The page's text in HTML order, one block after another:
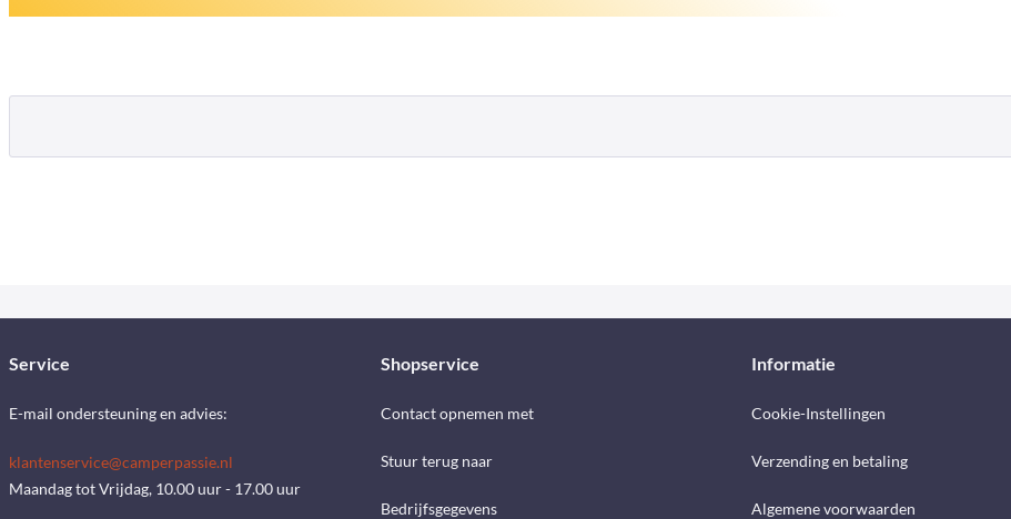
Service
E-mail ondersteuning en advies:
klantenservice@camperpassie.nl
Maandag tot Vrijdag, 10.00 uur - 17.00 uur
Shopservice
Contact opnemen met
Stuur terug naar
Bedrijfsgegevens
Informatie
Cookie-Instellingen
Verzending en betaling
Algemene voorwaarden